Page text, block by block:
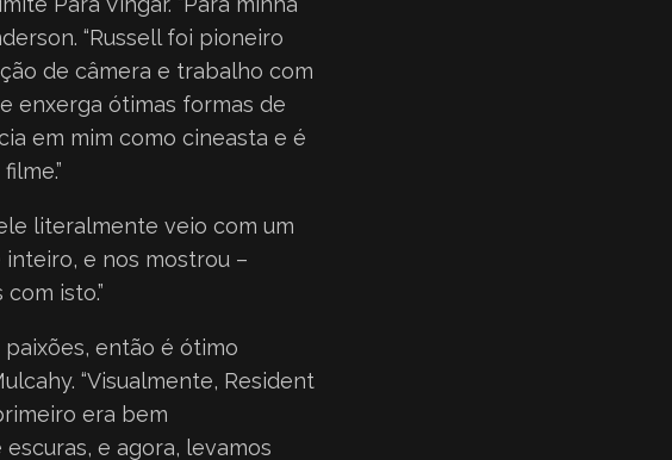
“Russell foi pioneiro
de câmera e trabalho com
enxerga ótimas formas de
em mim como cineasta e é
literalmente veio com um
inteiro, e nos mostrou –
isto.”
então é ótimo
“Visualmente, Resident
era bem
e agora, levamos